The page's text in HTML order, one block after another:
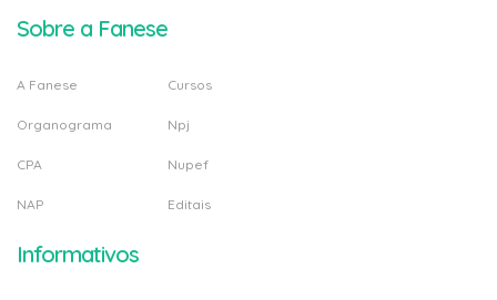
Sobre a Fanese
A Fanese
Organograma
CPA
NAP
Cursos
Npj
Nupef
Editais
Informativos